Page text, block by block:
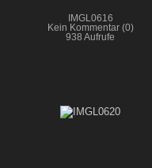
IMGL0616
Kein Kommentar (0)
938 Aufrufe